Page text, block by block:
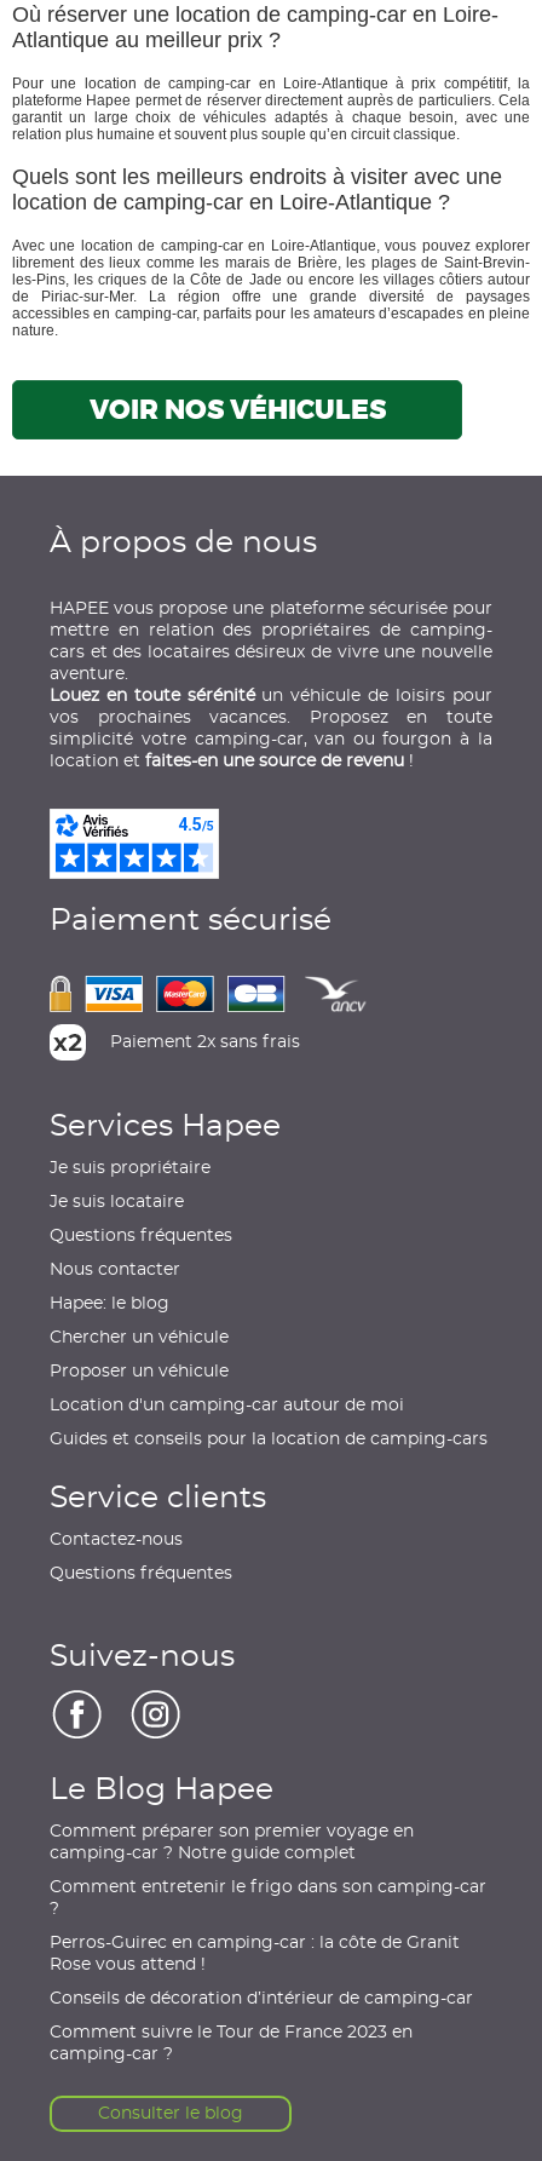
Où réserver une location de camping-car en Loire-
Atlantique au meilleur prix ?
Pour une location de camping-car en Loire-Atlantique à prix compétitif, la
plateforme Hapee permet de réserver directement auprès de particuliers. Cela
garantit un large choix de véhicules adaptés à chaque besoin, avec une
relation plus humaine et souvent plus souple qu’en circuit classique.
Quels sont les meilleurs endroits à visiter avec une
location de camping-car en Loire-Atlantique ?
Avec une location de camping-car en Loire-Atlantique, vous pouvez explorer
librement des lieux comme les marais de Brière, les plages de Saint-Brevin-
les-Pins, les criques de la Côte de Jade ou encore les villages côtiers autour
de Piriac-sur-Mer. La région offre une grande diversité de paysages
accessibles en camping-car, parfaits pour les amateurs d’escapades en pleine
nature.
VOIR NOS VÉHICULES
À propos de nous
HAPEE vous propose une plateforme sécurisée pour
mettre en relation des propriétaires de camping-
cars et des locataires désireux de vivre une nouvelle
aventure.
Louez en toute sérénitéun véhicule de loisirs pour
vos prochaines vacances. Proposez en toute
simplicité votre camping-car, van ou fourgon à la
location etfaites-en une source de revenu !
Paiement sécurisé
Paiement 2x sans frais
Services Hapee
Je suis propriétaire
Je suis locataire
Questions fréquentes
Nous contacter
Hapee: le blog
Chercher un véhicule
Proposer un véhicule
Location d'un camping-car autour de moi
Guides et conseils pour la location de camping-cars
Service clients
Contactez-nous
Questions fréquentes
Suivez-nous
Le Blog Hapee
Comment préparer son premier voyage en
camping-car ? Notre guide complet
Comment entretenir le frigo dans son camping-car
?
Perros-Guirec en camping-car : la côte de Granit
Rose vous attend !
Conseils de décoration d’intérieur de camping-car
Comment suivre le Tour de France 2023 en
camping-car ?
Consulter le blog